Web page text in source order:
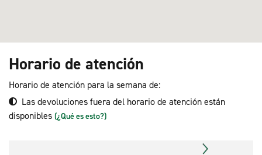
Horario de atención
Horario de atención para la semana de:
Las devoluciones fuera del horario de atención están
disponibles (¿Qué es esto?)